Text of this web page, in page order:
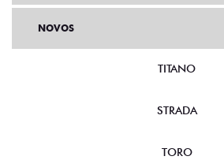
NOVOS
TITANO
STRADA
TORO